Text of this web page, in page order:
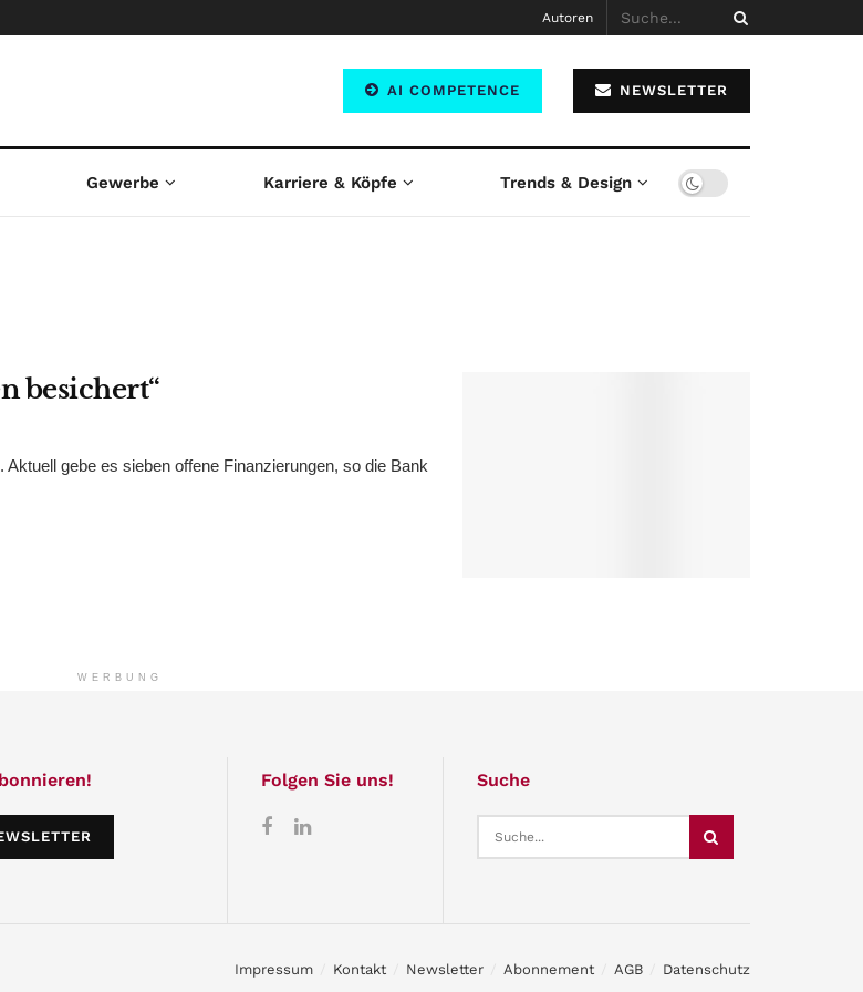
Autoren
AI COMPETENCE NEWSLETTER
Gewerbe Karriere & Köpfe Trends & Design
besichert“
gebe es sieben offene Finanzierungen, so die Bank
WERBUNG
Folgen Sie uns! Suche
Impressum Kontakt Newsletter Abonnement AGB Datenschutz